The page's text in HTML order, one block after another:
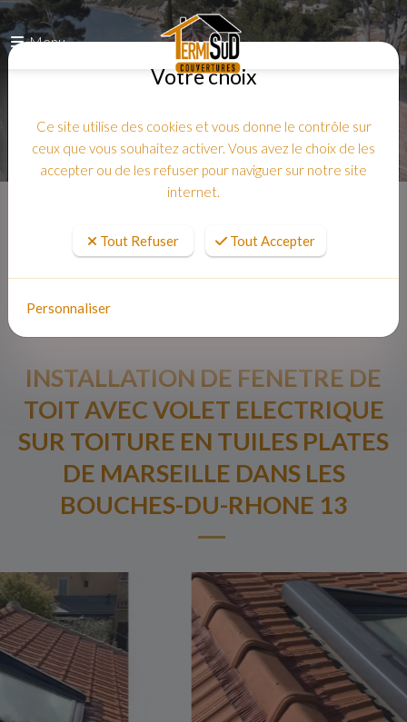
Menu
INSTALLATION DE FENETRE DE
TOIT AVEC VOLET ELECTRIQUE
SUR TOITURE EN TUILES PLATES
DE MARSEILLE DANS LES
BOUCHES-DU-RHONE 13
Votre choix
Ce site utilise des cookies et vous donne le contrôle sur
ceux que vous souhaitez activer. Vous avez le choix de les
accepter ou de les refuser pour naviguer sur notre site
internet.
Tout Refuser Tout Accepter
Personnaliser